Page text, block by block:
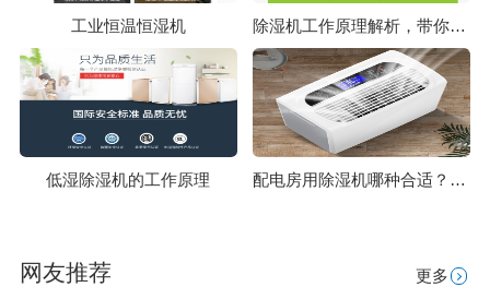
工业恒温恒湿机 除湿机工作原理解析，带你了解除湿那些事
低湿除湿机的工作原理 配电房用除湿机哪种合适？配电房除湿机选型方法
网友推荐 更多